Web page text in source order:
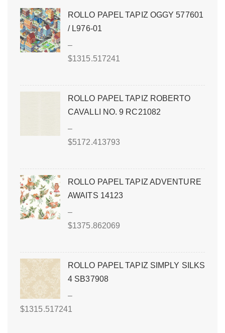
ROLLO PAPEL TAPIZ OGGY 577601
/ L976-01
–
$1315.517241
ROLLO PAPEL TAPIZ ROBERTO
CAVALLI NO. 9 RC21082
–
$5172.413793
ROLLO PAPEL TAPIZ ADVENTURE
AWAITS 14123
–
$1375.862069
ROLLO PAPEL TAPIZ SIMPLY SILKS
4 SB37908
–
$1315.517241